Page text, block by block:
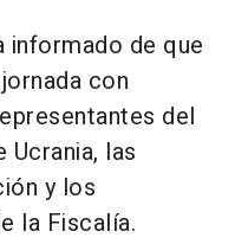
informado de que
con
del
Ucrania, las
y los
la Fiscalía.